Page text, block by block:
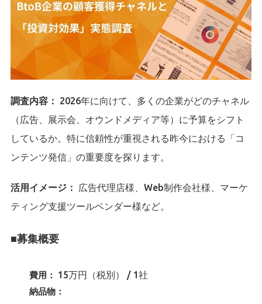
調査内容：
2026年に向けて、多くの企業がどのチャネル
（広告、展示会、オウンドメディア等）に予算をシフト
しているか。特に信頼性が重視される昨今における「コ
ンテンツ発信」の重要度を探ります。
活用イメージ：
広告代理店様、Web制作会社様、マーケ
ティング支援ツールベンダー様など。
■募集概要
費用： 15万円（税別） / 1社
納品物：